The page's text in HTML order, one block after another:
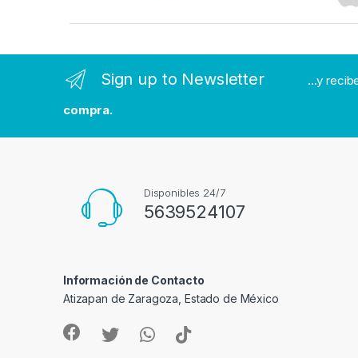
Sign up to Newsletter ...y
compra.
Disponibles 24/7
5639524107
Información de Contacto
Atizapan de Zaragoza, Estado de México